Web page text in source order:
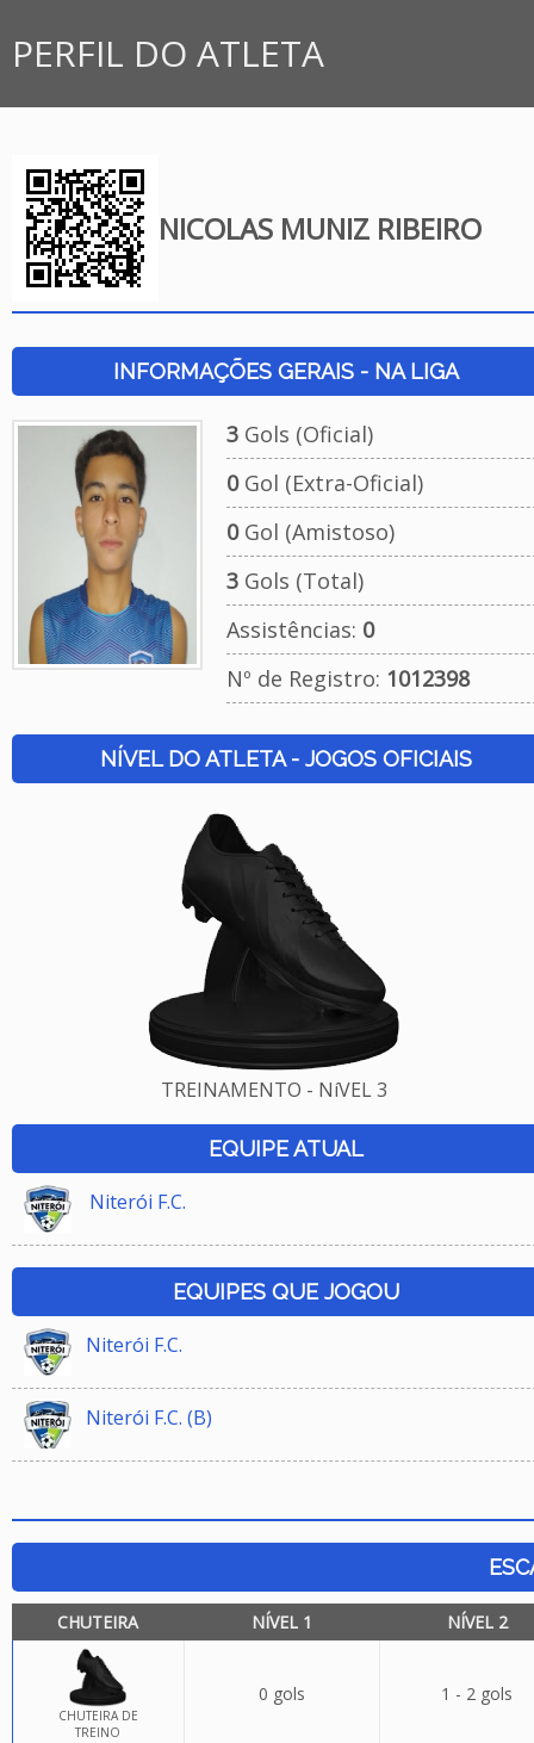
PERFIL DO ATLETA
NICOLAS MUNIZ RIBEIRO
INFORMAÇÕES GERAIS - NA LIGA
3Gols (Oficial)
0Gol (Extra-Oficial)
0Gol (Amistoso)
3Gols (Total)
Assistências: 0
Nº de Registro: 1012398
NÍVEL DO ATLETA - JOGOS OFICIAIS
TREINAMENTO - NíVEL 3
EQUIPE ATUAL
Niterói F.C.
EQUIPES QUE JOGOU
Niterói F.C.
Niterói F.C. (B)
CHUTEIRA NÍVEL 1 NÍVEL 2
CHUTEIRA DE
TREINO
0 gols 1 - 2 gols